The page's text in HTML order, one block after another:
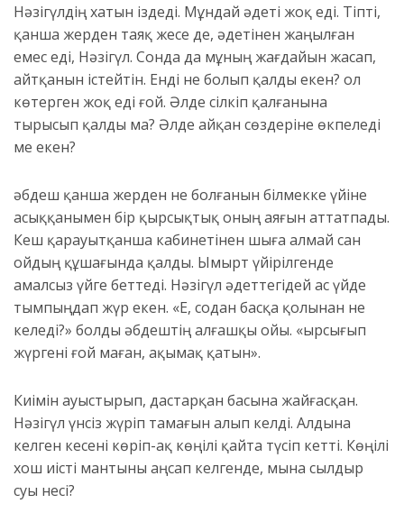
Нәзігүлдің хатын іздеді. Мұндай әдеті жоқ еді. Тіпті,
қанша жерден таяқ жесе де, әдетінен жаңылған
емес еді, Нәзігүл. Сонда да мұның жағдайын жасап,
айтқанын істейтін. Енді не болып қалды екен? Қол
көтерген жоқ еді ғой. Әлде сілкіп қалғанына
тырысып қалды ма? Әлде айқан сөздеріне өкпеледі
ме екен?
Қәбдеш қанша жерден не болғанын білмекке үйіне
асыққанымен бір қырсықтық оның аяғын аттатпады.
Кеш қарауытқанша кабинетінен шыға алмай сан
ойдың құшағында қалды. Ымырт үйірілгенде
амалсыз үйге беттеді. Нәзігүл әдеттегідей ас үйде
тымпыңдап жүр екен. «Е, содан басқа қолынан не
келеді?» болды Қәбдештің алғашқы ойы. «Қырсығып
жүргені ғой маған, ақымақ қатын».
Киімін ауыстырып, дастарқан басына жайғасқан.
Нәзігүл үнсіз жүріп тамағын алып келді. Алдына
келген кесені көріп-ақ көңілі қайта түсіп кетті. Көңілі
хош иісті мантыны аңсап келгенде, мына сылдыр
суы несі?